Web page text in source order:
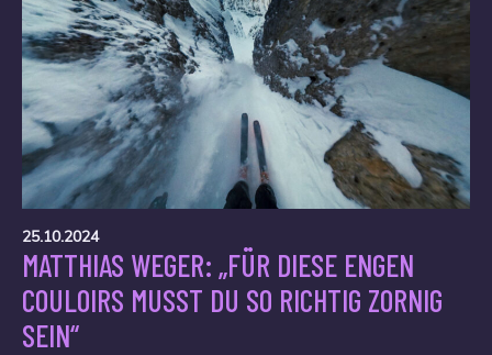
25.10.2024
MATTHIAS WEGER: „FÜR DIESE ENGEN
COULOIRS MUSST DU SO RICHTIG ZORNIG
SEIN“